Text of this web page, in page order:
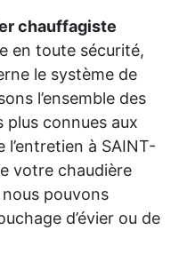
chauffagiste
en toute sécurité,
le système de
l’ensemble des
plus connues aux
à SAINT-
votre chaudière
nous pouvons
d’évier ou de